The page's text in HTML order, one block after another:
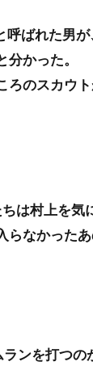
呼ばれた男
分かった。
ろのスカウ
は村上を気
らなかった
ンを打つの